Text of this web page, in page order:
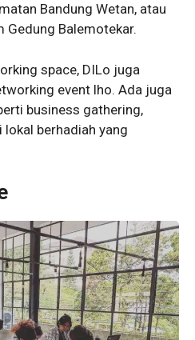
Bandung Wetan, atau
Gedung Balemotekar.
space, DILo juga
event lho. Ada juga
business gathering,
berhadiah yang